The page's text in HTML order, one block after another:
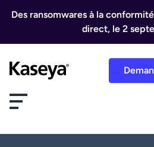
Des ransomwares à la
direct, le 2